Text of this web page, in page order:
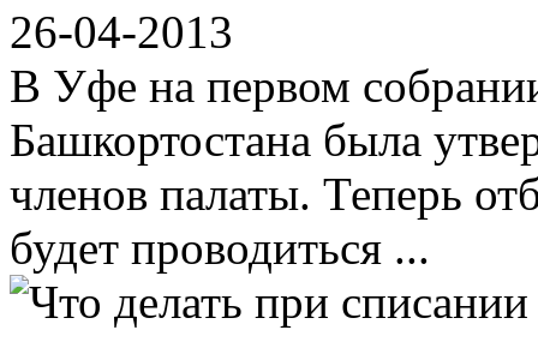
26-04-2013
В Уфе на первом
Башкортостана была
членов палаты. Теперь
будет проводиться ...